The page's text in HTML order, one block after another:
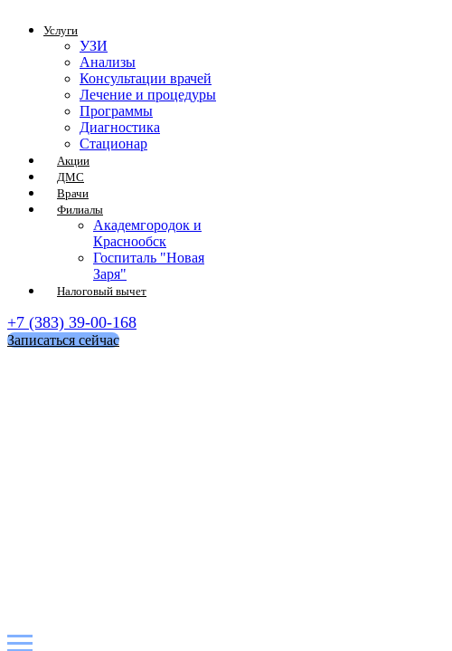
Услуги
УЗИ
Анализы
Консультации врачей
Лечение и процедуры
Программы
Диагностика
Стационар
Акции
ДМС
Врачи
Филиалы
Академгородок и
Краснообск
Госпиталь "Новая
Заря"
Налоговый вычет
+7 (383) 39-00-168
Записаться сейчас